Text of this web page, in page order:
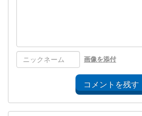
画像を添付
コメントを残す